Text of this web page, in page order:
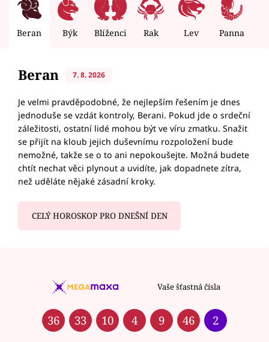
Beran Býk Blíženci Rak Lev Panna
Beran 7. 8. 2026
Je velmi pravděpodobné, že nejlepším řešením je dnes
jednoduše se vzdát kontroly, Berani. Pokud jde o srdeční
záležitosti, ostatní lidé mohou být ve víru zmatku. Snažit
se přijít na kloub jejich duševnímu rozpoložení bude
nemožné, takže se o to ani nepokoušejte. Možná budete
chtít nechat věci plynout a uvidíte, jak dopadnete zítra,
než uděláte nějaké zásadní kroky.
CELÝ HOROSKOP PRO DNEŠNÍ DEN
Vaše šťastná čísla
36 33 10 4 9 46 2